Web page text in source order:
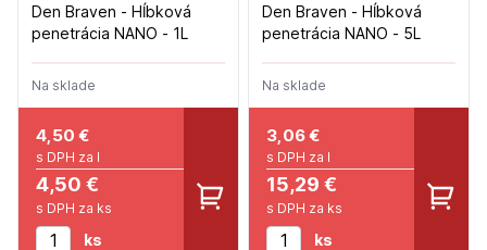
Den Braven - Hĺbková
penetrácia NANO - 1L
Na sklade
4,50 €
s DPH za l
4,50 €
s DPH za ks
ks
Den Braven - Hĺbková
penetrácia NANO - 5L
Na sklade
3,06€
s DPH za l
15,29 €
s DPH za ks
ks